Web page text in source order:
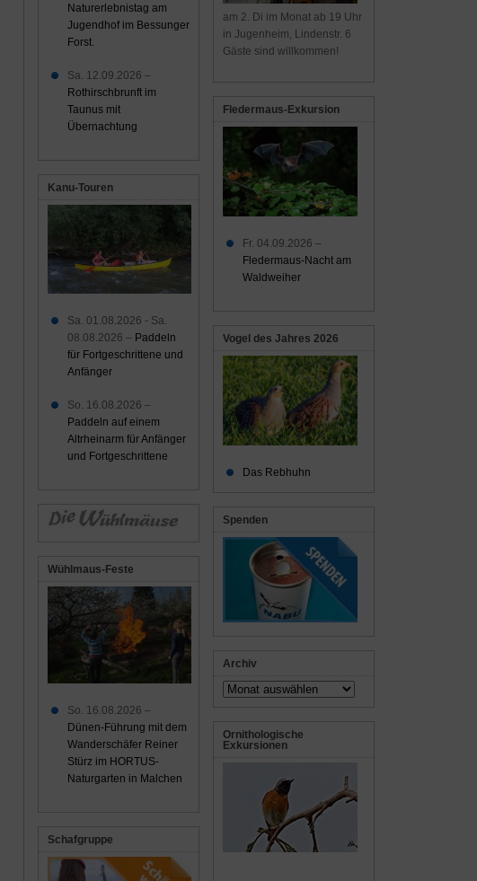
am 2. Di im Monat ab 19 Uhr
in Jugenheim, Lindenstr. 6
Gäste sind willkommen!
Fledermaus-Exkursion
Fr. 04.09.2026 –
Fledermaus-Nacht am
Waldweiher
Vogel des Jahres 2026
Das Rebhuhn
Spenden
Archiv
Archiv
Ornithologische
Exkursionen
Naturerlebnistag am
Jugendhof im Bessunger
Forst.
Sa. 12.09.2026 –
Rothirschbrunft im
Taunus mit
Übernachtung
Kanu-Touren
Sa. 01.08.2026 - Sa.
08.08.2026 – Paddeln
für Fortgeschrittene und
Anfänger
So. 16.08.2026 –
Paddeln auf einem
Altrheinarm für Anfänger
und Fortgeschrittene
Wühlmaus-Feste
So. 16.08.2026 –
Dünen-Führung mit dem
Wanderschäfer Reiner
Stürz im HORTUS-
Naturgarten in Malchen
Schafgruppe